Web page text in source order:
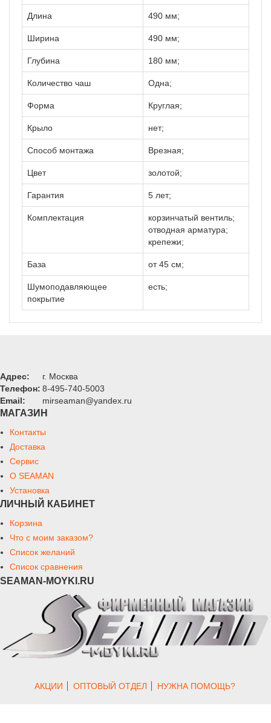
Длина 490 мм;
Ширина 490 мм;
Глубина 180 мм;
Количество чаш Одна;
Форма Круглая;
Крыло нет;
Способ монтажа Врезная;
Цвет золотой;
Гарантия 5 лет;
Комплектация
корзинчатый вентиль;
отводная арматура;
крепежи;
База от 45 см;
Шумоподавляющее
покрытие
есть;
Адрес:
г. Москва
Телефон: 8-495-740-5003
Email:
mirseaman@yandex.ru
МАГАЗИН
Контакты
Доставка
Сервис
О SEAMAN
Установка
ЛИЧНЫЙ КАБИНЕТ
Корзина
Что с моим заказом?
Список желаний
Список сравнения
SEAMAN-MOYKI.RU
АКЦИИ ОПТОВЫЙ ОТДЕЛ НУЖНА ПОМОЩЬ?